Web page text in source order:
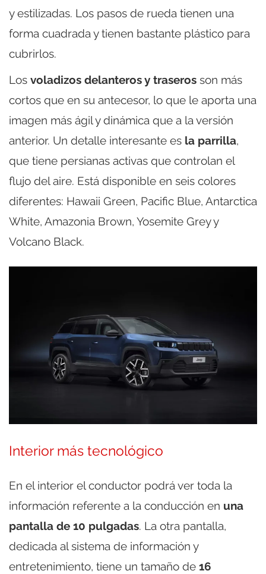
y estilizadas. Los pasos de rueda tienen una
forma cuadrada y tienen bastante plástico para
cubrirlos.
Los voladizos delanteros y traseros son más
cortos que en su antecesor, lo que le aporta una
imagen más ágil y dinámica que a la versión
anterior. Un detalle interesante es la parrilla,
que tiene persianas activas que controlan el
flujo del aire. Está disponible en seis colores
diferentes: Hawaii Green, Pacific Blue, Antarctica
White, Amazonia Brown, Yosemite Grey y
Volcano Black.
Interior más tecnológico
En el interior el conductor podrá ver toda la
información referente a la conducción en una
pantalla de 10 pulgadas. La otra pantalla,
dedicada al sistema de información y
entretenimiento, tiene un tamaño de 16